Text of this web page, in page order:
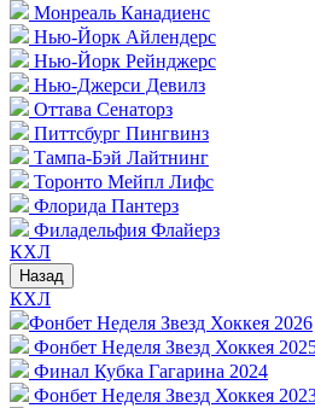
Монреаль Канадиенс
Нью-Йорк Айлендерс
Нью-Йорк Рейнджерс
Нью-Джерси Девилз
Оттава Сенаторз
Питтсбург Пингвинз
Тампа-Бэй Лайтнинг
Торонто Мейпл Лифс
Флорида Пантерз
Филадельфия Флайерз
КХЛ
Назад
КХЛ
Фонбет Неделя Звезд Хоккея 2026
Фонбет Неделя Звезд Хоккея
Финал Кубка Гагарина 2024
Фонбет Неделя Звезд Хоккея